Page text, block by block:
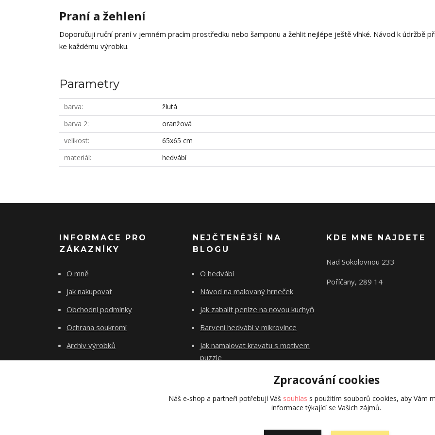
Praní a žehlení
Doporučuji ruční praní v jemném pracím prostředku nebo šamponu a žehlit nejlépe ještě vlhké. Návod k údržbě
ke každému výrobku.
Parametry
barva
žlutá
barva 2
oranžová
velikost
65x65 cm
materiál
hedvábí
INFORMACE PRO
ZÁKAZNÍKY
O mně
Jak nakupovat
Obchodní podmínky
Ochrana soukromí
Archiv výrobků
Kontakty
NEJČTENĚJŠÍ NA
BLOGU
O hedvábí
Návod na malovaný hrneček
Jak zabalit peníze na novou kuchyň
Barvení hedvábí v mikrovlnce
Jak namalovat kravatu s motivem
puzzle
KDE MNE NAJDETE
Nad Sokolovnou 233
Poříčany, 289 14
Původní stránky
Zpracování cookies
Náš e-shop a partneři potřebují Váš souhlas s použitím souborů cookies, aby Vám
informace týkající se Vašich zájmů.